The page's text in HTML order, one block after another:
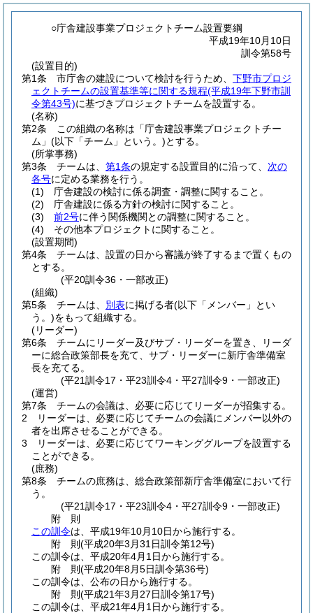
○庁舎建設事業プロジェクトチーム設置要綱
平成19年10月10日
訓令第58号
(設置目的)
第1条
市庁舎の建設について検討を行うため、 下野市プロジ
ェクトチームの設置基準等に関する規程(平成19年下野市訓
令第43号)に基づきプロジェクトチームを設置する。
(名称)
第2条
この組織の名称は「庁舎建設事業プロジェクトチー
ム」 (以下「チーム」という。)とする。
(所掌事務)
第3条
チームは、 第1条の規定する設置目的に沿って、 次の
各号に定める業務を行う。
(1)
庁舎建設の検討に係る調査・調整に関すること。
(2)
庁舎建設に係る方針の検討に関すること。
(3)
前2号に伴う関係機関との調整に関すること。
(4)
その他本プロジェクトに関すること。
(設置期間)
第4条
チームは、設置の日から審議が終了するまで置くもの
とする。
(平20訓令36・一部改正)
(組織)
第5条
チームは、 別表に掲げる者(以下「メンバー」とい
う。)をもって組織する。
(リーダー)
第6条
チームにリーダー及びサブ・リーダーを置き、リーダ
ーに総合政策部長を充て、サブ・リーダーに新庁舎準備室
長を充てる。
(平21訓令17・平23訓令4・平27訓令9・一部改正)
(運営)
第7条
チームの会議は、必要に応じてリーダーが招集する。
2
リーダーは、必要に応じてチームの会議にメンバー以外の
者を出席させることができる。
3
リーダーは、必要に応じてワーキンググループを設置する
ことができる。
(庶務)
第8条
チームの庶務は、総合政策部新庁舎準備室において行
う。
(平21訓令17・平23訓令4・平27訓令9・一部改正)
附 則
この訓令は、平成19年10月10日から施行する。
附 則(平成20年3月31日訓令第12号)
この訓令は、平成20年4月1日から施行する。
附 則(平成20年8月5日訓令第36号)
この訓令は、公布の日から施行する。
附 則(平成21年3月27日訓令第17号)
この訓令は、平成21年4月1日から施行する。